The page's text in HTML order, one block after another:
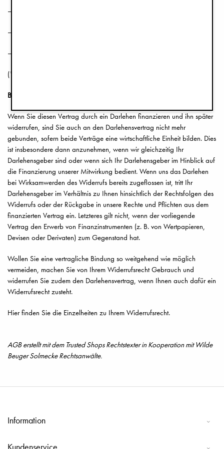
– Anschrift des/der Verbraucher(s)
– Unterschrift des/der Verbraucher(s) (nur bei Mitteilung auf Papier)
– Datum
(*) Unzutreffendes streichen.
Besondere Hinweise
Wenn Sie diesen Vertrag durch ein Darlehen finanzieren und ihn später
widerrufen, sind Sie auch an den Darlehensvertrag nicht mehr
gebunden, sofern beide Verträge eine wirtschaftliche Einheit bilden. Dies
ist insbesondere dann anzunehmen, wenn wir gleichzeitig Ihr
Darlehensgeber sind oder wenn sich Ihr Darlehensgeber im Hinblick auf
die Finanzierung unserer Mitwirkung bedient. Wenn uns das Darlehen
bei Wirksamwerden des Widerrufs bereits zugeflossen ist, tritt Ihr
Darlehensgeber im Verhältnis zu Ihnen hinsichtlich der Rechtsfolgen des
Widerrufs oder der Rückgabe in unsere Rechte und Pflichten aus dem
finanzierten Vertrag ein. Letzteres gilt nicht, wenn der vorliegende
Vertrag den Erwerb von Finanzinstrumenten (z. B. von Wertpapieren,
Devisen oder Derivaten) zum Gegenstand hat.
Wollen Sie eine vertragliche Bindung so weitgehend wie möglich
vermeiden, machen Sie von Ihrem Widerrufsrecht Gebrauch und
widerrufen Sie zudem den Darlehensvertrag, wenn Ihnen auch dafür ein
Widerrufsrecht zusteht.
Hier finden Sie die Einzelheiten zu Ihrem Widerrufsrecht.
AGB erstellt mit dem Trusted Shops Rechtstexter in Kooperation mit Wilde
Beuger Solmecke Rechtsanwälte.
Information
Kundenservice